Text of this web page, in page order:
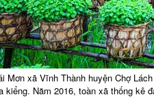
Mơn xã Vĩnh Thành huyện Chợ
kiểng. Năm 2016, toàn xã thống kê